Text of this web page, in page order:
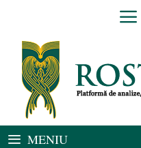
conținut
MENIU